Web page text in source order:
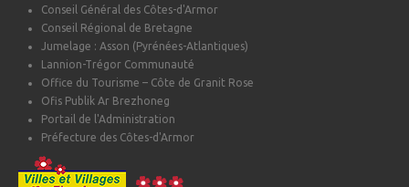
Conseil Général des Côtes-d'Armor
Conseil Régional de Bretagne
Jumelage : Asson (Pyrénées-Atlantiques)
Lannion-Trégor Communauté
Office du Tourisme – Côte de Granit Rose
Ofis Publik Ar Brezhoneg
Portail de l'Administration
Préfecture des Côtes-d'Armor